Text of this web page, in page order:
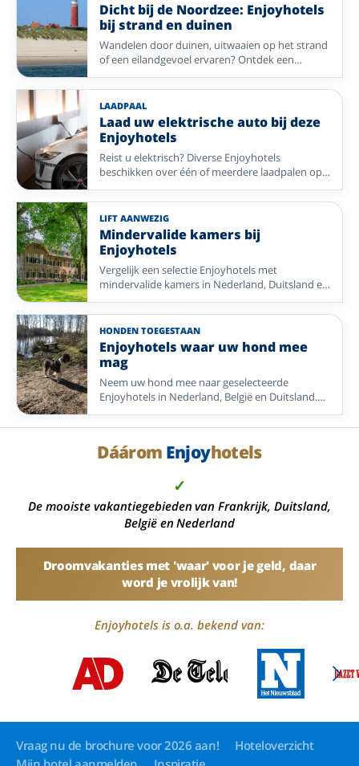
Dicht bij de Noordzee: Enjoyhotels
bij strand en duinen
Wandelen door duinen, uitwaaien op het strand
of een eilandgevoel ervaren? Ontdek een
selectie Enjoyhotels dicht bij de Noordzee in
Nederland, België en Duitsland.
LAADPAAL
Laad uw elektrische auto bij deze
Enjoyhotels
Reist u elektrisch? Diverse Enjoyhotels
beschikken over één of meerdere laadpalen op
eigen terrein, die u tegen betaling kunt
gebruiken.
LIFT AANWEZIG
Mindervalide kamers bij
Enjoyhotels
Vergelijk een selectie Enjoyhotels met
mindervalide kamers in Nederland, Duitsland en
Frankrijk. Met aandacht voor lift, begane grond
en scootmobielstalling.
HONDEN TOEGESTAAN
Enjoyhotels waar uw hond mee
mag
Neem uw hond mee naar geselecteerde
Enjoyhotels in Nederland, België en Duitsland.
Vergelijk bestemmingen aan zee, in de natuur en
bij historische steden met het 5-daags alles-
Dáárom Enjoyhotels
✓
De mooiste vakantiegebieden van Frankrijk, Duitsland,
België en Nederland
Droomvakanties met 'waar' voor je geld, daar
word je vrolijk van!
Enjoyhotels is o.a. bekend van:
Vraag nu de brochure voor 2026 aan!
Hoteloverzicht